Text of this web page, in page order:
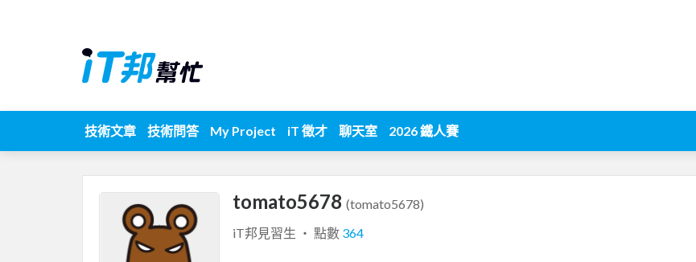
技術文章 技術問答 My Project iT 徵才 聊天室 2026 鐵人賽
tomato5678 (tomato5678)
iT邦見習生 ‧ 點數 364